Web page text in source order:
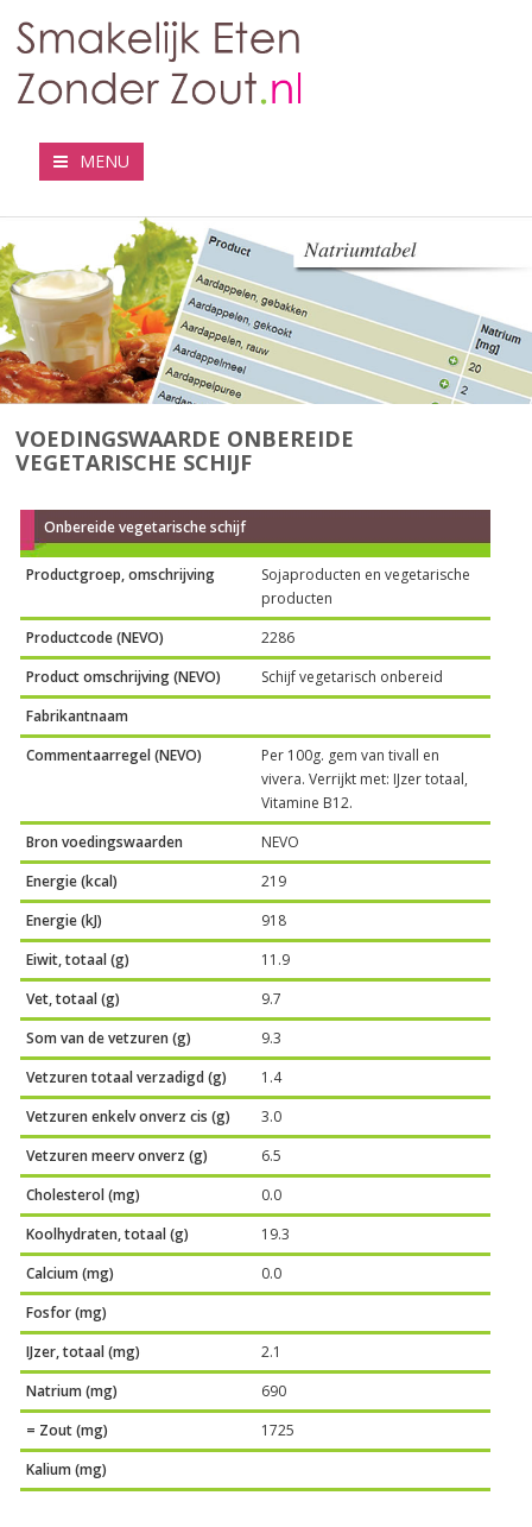
MENU
VOEDINGSWAARDE ONBEREIDE
VEGETARISCHE SCHIJF
Onbereide vegetarische schijf
Productgroep, omschrijving
Sojaproducten en vegetarische
producten
Productcode (NEVO)
2286
Product omschrijving (NEVO)
Schijf vegetarisch onbereid
Fabrikantnaam
Commentaarregel (NEVO)
Per 100g. gem van tivall en
vivera. Verrijkt met: IJzer totaal,
Vitamine B12.
Bron voedingswaarden
NEVO
Energie (kcal)
219
Energie (kJ)
918
Eiwit, totaal (g)
11.9
Vet, totaal (g)
9.7
Som van de vetzuren (g)
9.3
Vetzuren totaal verzadigd (g)
1.4
Vetzuren enkelv onverz cis (g)
3.0
Vetzuren meerv onverz (g)
6.5
Cholesterol (mg)
0.0
Koolhydraten, totaal (g)
19.3
Calcium (mg)
0.0
Fosfor (mg)
IJzer, totaal (mg)
2.1
Natrium (mg)
690
= Zout (mg)
1725
Kalium (mg)